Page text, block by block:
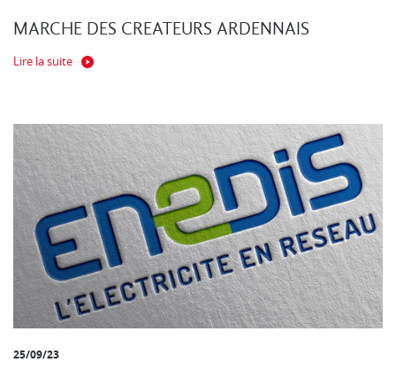
MARCHE DES CREATEURS ARDENNAIS
Lire la suite
25/09/23